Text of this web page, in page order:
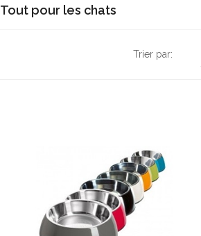
Tout pour les chats
Trier par: